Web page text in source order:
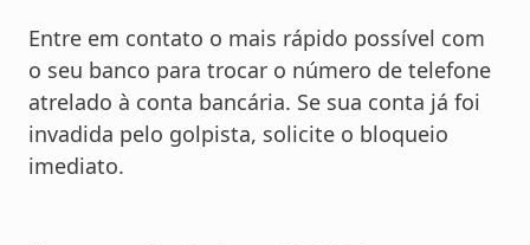
Entre em contato o mais rápido possível com
o seu banco para trocar o número de telefone
atrelado à conta bancária. Se sua conta já foi
invadida pelo golpista, solicite o bloqueio
imediato.